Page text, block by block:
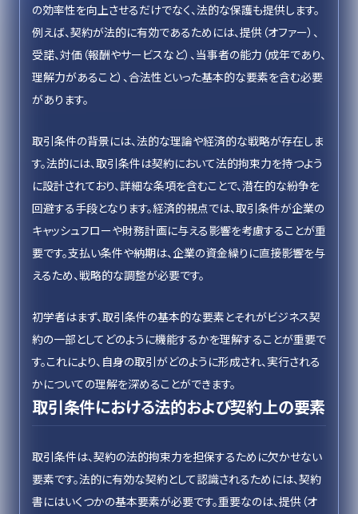
の効率性を向上させるだけでなく、法的な保護も提供します。
例えば、契約が法的に有効であるためには、提供（オファー）、
受諾、対価（報酬やサービスなど）、当事者の能力（成年であり、
理解力があること）、合法性といった基本的な要素を含む必要
があります。
取引条件の背景には、法的な理論や経済的な戦略が存在しま
す。法的には、取引条件は契約において法的拘束力を持つよう
に設計されており、詳細な条項を含むことで、潜在的な紛争を
回避する手段となります。経済的視点では、取引条件が企業の
キャッシュフローや財務計画に与える影響を考慮することが重
要です。支払い条件や納期は、企業の資金繰りに直接影響を与
えるため、戦略的な調整が必要です。
初学者はまず、取引条件の基本的な要素とそれがビジネス契
約の一部としてどのように機能するかを理解することが重要で
す。これにより、自身の取引がどのように形成され、実行される
かについての理解を深めることができます。
取引条件における法的および契約上の要素
取引条件は、契約の法的拘束力を担保するために欠かせない
要素です。法的に有効な契約として認識されるためには、契約
書にはいくつかの基本要素が必要です。重要なのは、提供（オ